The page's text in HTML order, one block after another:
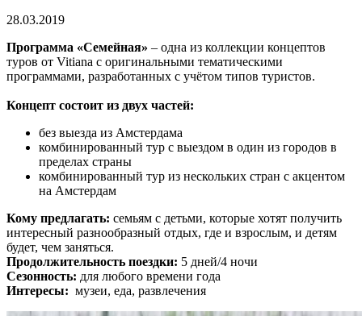
28.03.2019
Программа «Семейная» – одна из коллекции концептов
туров от Vitiana с оригинальными тематическими
программами, разработанных с учётом типов туристов.
Концепт состоит из двух частей:
без выезда из Амстердама
комбинированный тур с выездом в один из городов в
пределах страны
комбинированный тур из нескольких стран с акцентом
на Амстердам
Кому предлагать: семьям с детьми, которые хотят получить
интересный разнообразный отдых, где и взрослым, и детям
будет, чем заняться.
Продолжительность поездки: 5 дней/4 ночи
Сезонность: для любого времени года
Интересы: музеи, еда, развлечения